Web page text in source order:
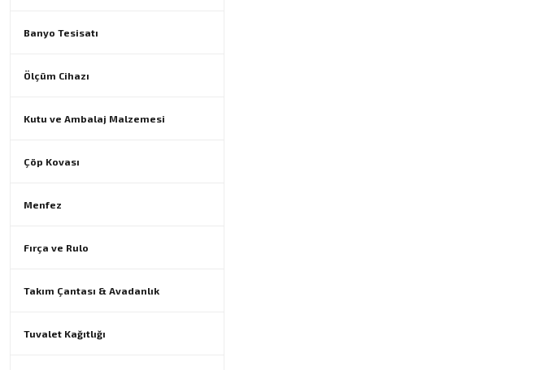
Banyo Tesisatı
Ölçüm Cihazı
Kutu ve Ambalaj Malzemesi
Çöp Kovası
Menfez
Fırça ve Rulo
Takım Çantası & Avadanlık
Tuvalet Kağıtlığı